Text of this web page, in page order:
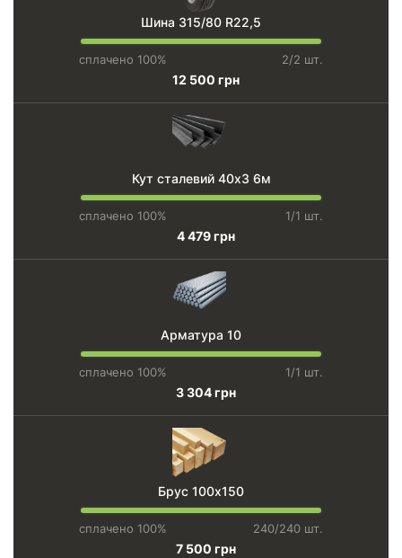
Шина 315/80 R22,5
сплачено 100% 2/2 шт.
12 500 грн
Кут сталевий 40х3 6м
сплачено 100% 1/1 шт.
4 479 грн
Арматура 10
сплачено 100% 1/1 шт.
3 304 грн
Брус 100х150
сплачено 100% 240/240 шт.
7 500 грн